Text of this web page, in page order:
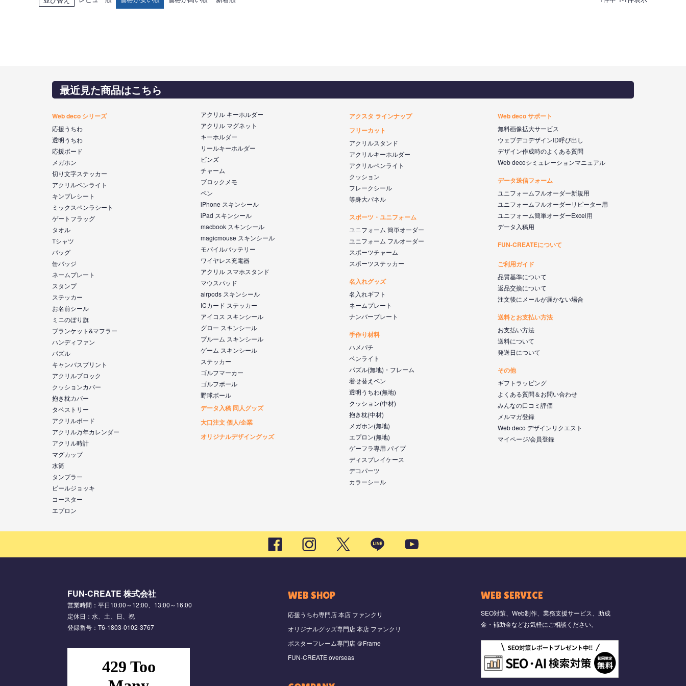
最近見た商品はこちら
Web deco シリーズ
応援うちわ
透明うちわ
応援ボード
メガホン
切り文字ステッカー
アクリルペンライト
キンブレシート
ミックスペンラシート
ゲートフラッグ
タオル
Tシャツ
バッグ
缶バッジ
ネームプレート
スタンプ
ステッカー
お名前シール
ミニのぼり旗
ブランケット&マフラー
ハンディファン
パズル
キャンバスプリント
アクリルブロック
クッションカバー
抱き枕カバー
タペストリー
アクリルボード
アクリル万年カレンダー
アクリル時計
マグカップ
水筒
タンブラー
ビールジョッキ
コースター
エプロン
アクリル キーホルダー
アクリル マグネット
キーホルダー
リールキーホルダー
ピンズ
チャーム
ブロックメモ
ペン
iPhone スキンシール
iPad スキンシール
macbook スキンシール
magicmouse スキンシール
モバイルバッテリー
ワイヤレス充電器
アクリル スマホスタンド
マウスパッド
airpods スキンシール
ICカード ステッカー
アイコス スキンシール
グロー スキンシール
プルーム スキンシール
ゲーム スキンシール
ステッカー
ゴルフマーカー
ゴルフボール
野球ボール
データ入稿 同人グッズ
大口注文 個人/企業
オリジナルデザイングッズ
アクスタ ラインナップ
フリーカット
アクリルスタンド
アクリルキーホルダー
アクリルペンライト
クッション
フレークシール
等身大パネル
スポーツ・ユニフォーム
ユニフォーム 簡単オーダー
ユニフォーム フルオーダー
スポーツチャーム
スポーツステッカー
名入れグッズ
名入れギフト
ネームプレート
ナンバープレート
手作り材料
ハメパチ
ペンライト
パズル(無地)・フレーム
着せ替えペン
透明うちわ(無地)
クッション(中材)
抱き枕(中材)
メガホン(無地)
エプロン(無地)
ゲーフラ専用 パイプ
ディスプレイケース
デコパーツ
カラーシール
Web deco サポート
無料画像拡大サービス
ウェブデコデザインID呼び出し
デザイン作成時のよくある質問
Web decoシミュレーションマニュアル
データ送信フォーム
ユニフォームフルオーダー新規用
ユニフォームフルオーダーリピーター用
ユニフォーム簡単オーダーExcel用
データ入稿用
FUN-CREATEについて
ご利用ガイド
品質基準について
返品交換について
注文後にメールが届かない場合
送料とお支払い方法
お支払い方法
送料について
発送日について
その他
ギフトラッピング
よくある質問＆お問い合わせ
みんなの口コミ評価
メルマガ登録
Web deco デザインリクエスト
マイページ/会員登録
FUN-CREATE 株式会社
営業時間：平日10:00～12:00、13:00～16:00
定休日：水、土、日、祝
登録番号：T6-1803-0102-3767
WEB SHOP
応援うちわ専門店 本店 ファンクリ
オリジナルグッズ専門店 本店 ファンクリ
ポスターフレーム専門店 ＠Frame
FUN-CREATE overseas
WEB SERVICE
SEO対策、Web制作、業務支援サービス、助成
金・補助金などお気軽にご相談ください。